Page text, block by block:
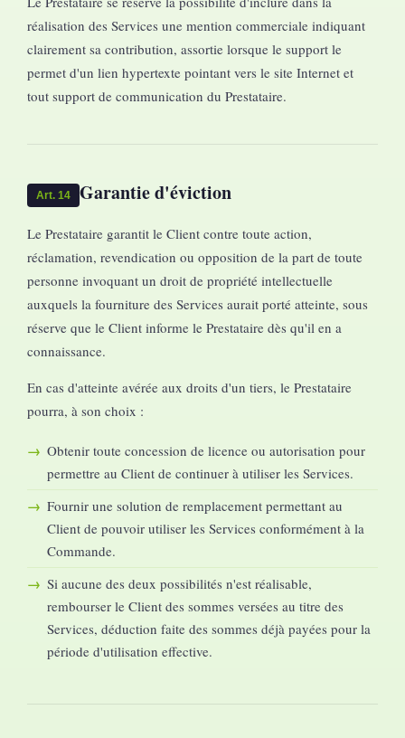
réalisation des Services une mention commerciale indiquant
clairement sa contribution, assortie lorsque le support le
permet d'un lien hypertexte pointant vers le site Internet et
tout support de communication du Prestataire.
Art. 14 Garantie d'éviction
Le Prestataire garantit le Client contre toute action,
réclamation, revendication ou opposition de la part de toute
personne invoquant un droit de propriété intellectuelle
auxquels la fourniture des Services aurait porté atteinte, sous
réserve que le Client informe le Prestataire dès qu'il en a
connaissance.
En cas d'atteinte avérée aux droits d'un tiers, le Prestataire
pourra, à son choix :
Obtenir toute concession de licence ou autorisation pour
permettre au Client de continuer à utiliser les Services.
Fournir une solution de remplacement permettant au
Client de pouvoir utiliser les Services conformément à la
Commande.
Si aucune des deux possibilités n'est réalisable,
rembourser le Client des sommes versées au titre des
Services, déduction faite des sommes déjà payées pour la
période d'utilisation effective.